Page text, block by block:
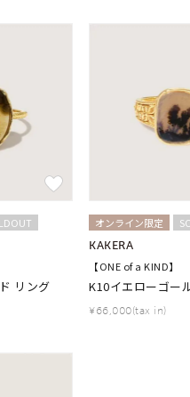
7月の誕生
フ
しずく
レッド
ションテイスト フェミニ
リング
オンライン限定
KAKERA
【ONE of a KIND】
K10イエローゴー
¥66,000(tax in)